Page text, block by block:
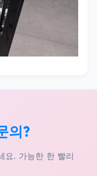
의?
요. 가능한 한 빨리